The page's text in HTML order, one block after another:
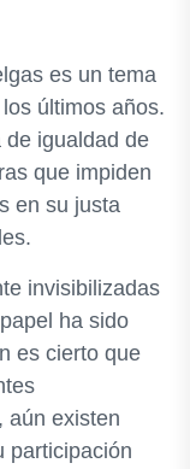
es un tema
últimos años.
de igualdad de
que impiden
en su justa
invisibilizadas
ha sido
es cierto que
aún existen
participación